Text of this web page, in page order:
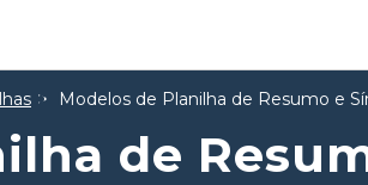
Modelos de Planilha de Resumo e
de